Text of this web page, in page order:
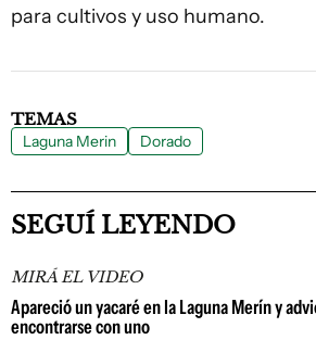
para cultivos y uso humano.
TEMAS
Laguna Merin Dorado
SEGUÍ LEYENDO
MIRÁ EL VIDEO
Apareció un yacaré en la Laguna Merín y
encontrarse con uno